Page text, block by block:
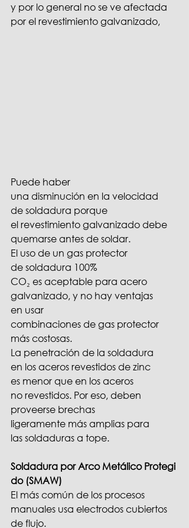
y por lo general no se ve afectada
por el revestimiento galvanizado,
Puede haber
una disminución en la velocidad
de soldadura porque
el revestimiento galvanizado debe
quemarse antes de soldar.
El uso de un gas protector
de soldadura 100%
CO₂ es aceptable para acero
galvanizado, y no hay ventajas
en usar
combinaciones de gas protector
más costosas.
La penetración de la soldadura
en los aceros revestidos de zinc
es menor que en los aceros
no revestidos. Por eso, deben
proveerse brechas
ligeramente más amplias para
las soldaduras a tope.
Soldadura por Arco Metálico Protegi
do (SMAW)
El más común de los procesos
manuales usa electrodos cubiertos
de flujo.